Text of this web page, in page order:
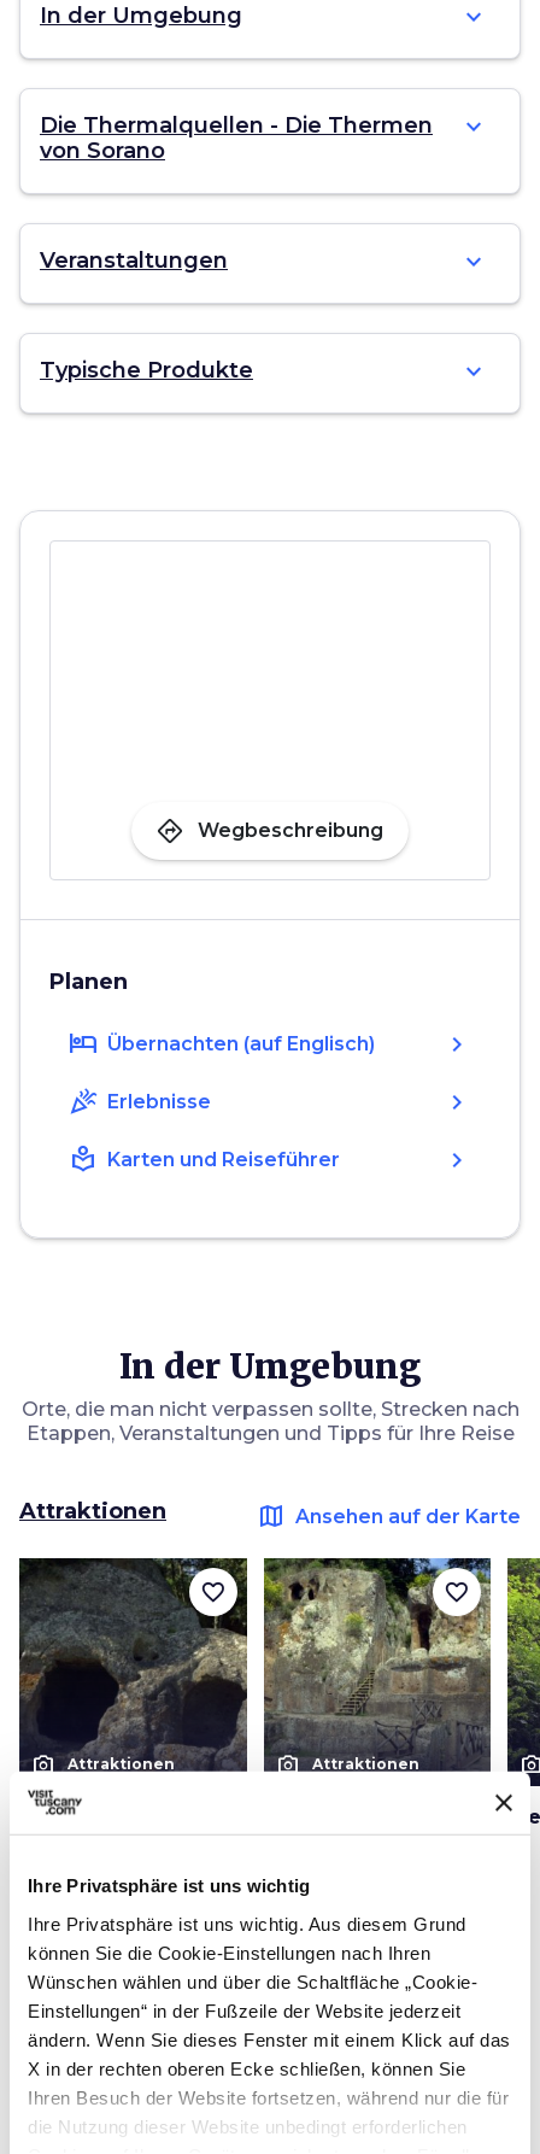
Ihre Privatsphäre ist uns wichtig
Ihre Privatsphäre ist uns wichtig. Aus diesem Grund
können Sie die Cookie-Einstellungen nach Ihren
Wünschen wählen und über die Schaltfläche „Cookie-
Einstellungen“ in der Fußzeile der Website jederzeit
ändern. Wenn Sie dieses Fenster mit einem Klick auf das
X in der rechten oberen Ecke schließen, können Sie
Ihren Besuch der Website fortsetzen, während nur die für
die Nutzung dieser Website unbedingt erforderlichen
In der Umgebung expand_more
Die Thermalquellen - Die Thermen
von Sorano
expand_more
Veranstaltungen expand_more
Typische Produkte expand_more
directions Wegbeschreibung
Planen
hotel Übernachten (auf Englisch) chevron_right
celebration Erlebnisse chevron_right
local_library Karten und Reiseführer chevron_right
In der Umgebung
Orte, die man nicht verpassen sollte, Strecken nach
Etappen, Veranstaltungen und Tipps für Ihre Reise
Attraktionen map Ansehen auf der Karte
photo_camera Attraktionen
Felssiedlung von San
Rocco
favorite_border
photo_camera Attraktionen
Ildebranda
favorite_border
Veranstaltungen map Ansehen auf der Karte
favorite_border